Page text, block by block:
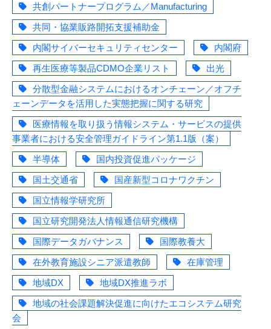
共創パートナープログラム／Manufacturing
共同・協業販路開拓支援補助金
内閣サイバーセキュリティセンター
内閣府
再生医療等製品CDMO企業リスト
出光
分散型金融システムにおけるオンチェーン／オフチ
ェーンデータを活用した実態把握に関する研究
医療情報を取り扱う情報システム・サービスの提供
事業者における安全管理ガイドライン第1.1版（案）
半導体
国内投資促進パッケージ
国土交通省
国産新型コロナワクチン
国立情報学研究所
国立研究開発法人情報通信研究機構
国際データガバナンス
国際教養大
在外教育施設シニア派遣教師
在庫管理
地域DX
地域DX推進ラボ
地域の社会課題解決促進に向けたエコシステム研究
会